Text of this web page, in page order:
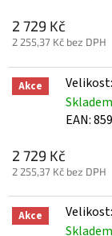
2 729 Kč
2 255,37 Kč bez DPH
Akce
Skladem
EAN:
2 729 Kč
2 255,37 Kč bez DPH
Akce
Skladem